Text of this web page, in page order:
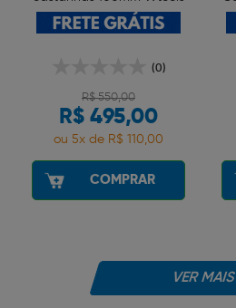
(0)
R$ 550,00
R$ 495,00
ou 5x de R$ 110,00
COMPRAR
VER MAIS